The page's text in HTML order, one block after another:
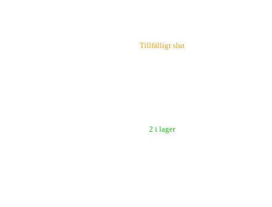
Tillfälligt slut
2 i lager